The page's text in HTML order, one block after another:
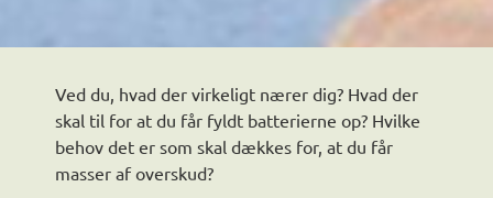
Ved du, hvad der virkeligt nærer dig? Hvad der
skal til for at du får fyldt batterierne op? Hvilke
behov det er som skal dækkes for, at du får
masser af overskud?